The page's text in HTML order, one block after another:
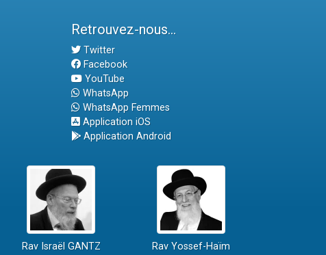
Retrouvez-nous...
Twitter
Facebook
YouTube
WhatsApp
WhatsApp Femmes
Application iOS
Application Android
Rav Israël GANTZ Rav Yossef-Haïm